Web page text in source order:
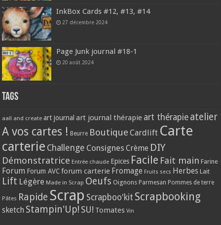
InkBox Cards #12, #13, #14
27 décembre 2024
Page Junk journal #18-1
20 août 2024
Tags
aall and create art journal art journal thérapie art thérapie atelier
A vos cartes ! Beurre Boutique Cardlift Carte
carterie Challenge Consignes Crème DIY
Démonstratrice Entrée chaude Epices Facile Fait main Farine
Forum Forum AVC forum carterie Fromage Fruits secs Herbes Lait
Lift Légère Made in Scrap Oeufs Oignons Parmesan Pommes de terre
Pâtes Rapide Scrap Scrapboo'kit Scrapbooking
sketch Stampin'Up! SU! Tomates Vin